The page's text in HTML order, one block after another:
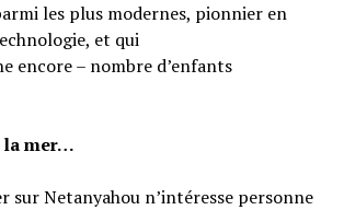
les plus modernes, pionnier en
et qui
encore – nombre d’enfants
la mer…
sur Netanyahou n’intéresse personne